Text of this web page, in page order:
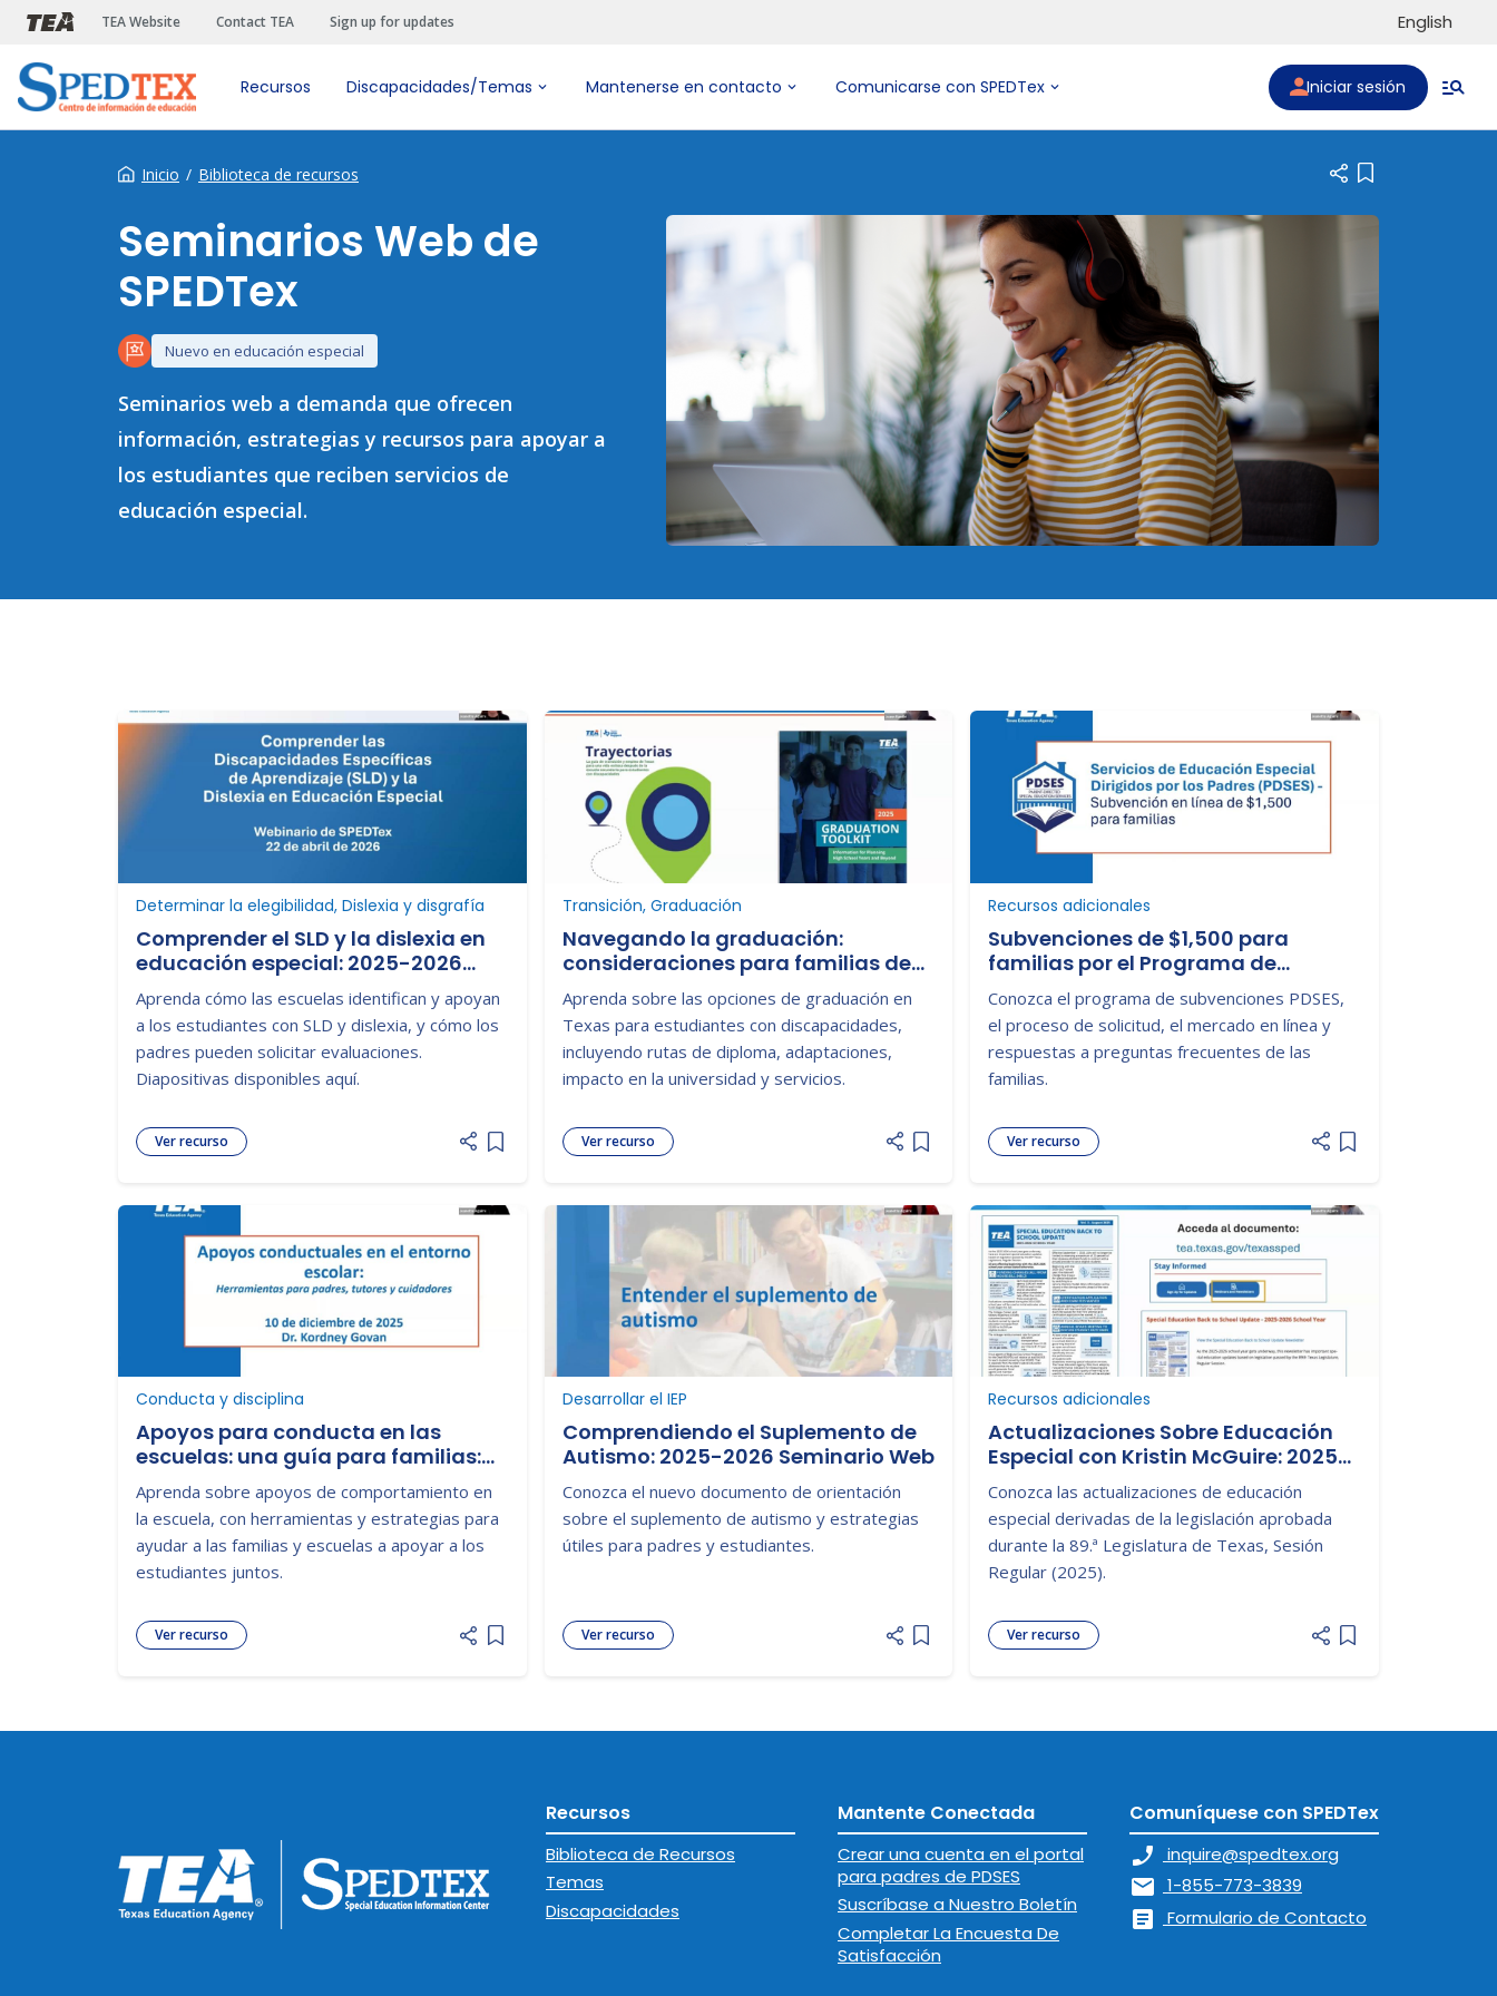
Pasar al contenido principal
TEA Website Contact TEA Sign up for updates English
Recursos Discapacidades/Temas Mantenerse en contacto Comunicarse con SPEDTex Iniciar sesión
Inicio Biblioteca de recursos Add item to list
Seminarios Web de
SPEDTex
Nuevo en educación especial
Seminarios web a demanda que ofrecen
información, estrategias y recursos para apoyar a
los estudiantes que reciben servicios de
educación especial.
Determinar la elegibilidad, Dislexia y disgrafía
Comprender el SLD y la dislexia en
educación especial: 2025-2026
Seminario Web
Aprenda cómo las escuelas identifican y apoyan
a los estudiantes con SLD y dislexia, y cómo los
padres pueden solicitar evaluaciones.
Diapositivas disponibles aquí.
Ver recurso
Add item to list
Transición, Graduación
Navegando la graduación:
consideraciones para familias de
estudiantes con discapacidades:
2025-2026 Seminario Web
Aprenda sobre las opciones de graduación en
Texas para estudiantes con discapacidades,
incluyendo rutas de diploma, adaptaciones,
impacto en la universidad y servicios.
Ver recurso
Add item to list
Recursos adicionales
Subvenciones de $1,500 para
familias por el Programa de
Servicios de Educación Especial
Dirigidos por los Padres (PDSES):
2025-2026 Seminario Web
Conozca el programa de subvenciones PDSES,
el proceso de solicitud, el mercado en línea y
respuestas a preguntas frecuentes de las
familias.
Ver recurso
Add item to list
Conducta y disciplina
Apoyos para conducta en las
escuelas: una guía para familias:
2025-2026 Seminario Web
Aprenda sobre apoyos de comportamiento en
la escuela, con herramientas y estrategias para
ayudar a las familias y escuelas a apoyar a los
estudiantes juntos.
Ver recurso
Add item to list
Desarrollar el IEP
Comprendiendo el Suplemento de
Autismo: 2025-2026 Seminario Web
Conozca el nuevo documento de orientación
sobre el suplemento de autismo y estrategias
útiles para padres y estudiantes.
Ver recurso
Add item to list
Recursos adicionales
Actualizaciones Sobre Educación
Especial con Kristin McGuire: 2025-
2026 Seminario Web
Conozca las actualizaciones de educación
especial derivadas de la legislación aprobada
durante la 89.ª Legislatura de Texas, Sesión
Regular (2025).
Ver recurso
Add item to list
Recursos
Biblioteca de Recursos
Temas
Discapacidades
Mantente Conectada
Crear una cuenta en el portal
para padres de PDSES
Suscríbase a Nuestro Boletín
Completar La Encuesta De
Satisfacción
Comuníquese con SPEDTex
phone_enabled inquire@spedtex.org
mail 1-855-773-3839
article Formulario de Contacto